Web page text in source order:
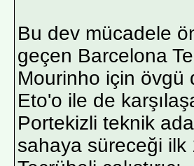
Bu dev mücadele
geçen Barcelona
Mourinho için övgü
Eto'o ile de
Portekizli teknik
sahaya süreceği ilk